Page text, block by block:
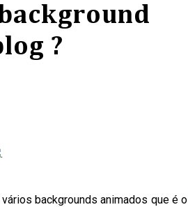
?
backgrounds animados que é o